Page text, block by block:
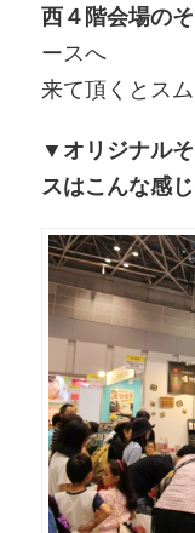
西４階会場の
ースへ
来て頂くとス
▼オリジナル
スはこんな感じ